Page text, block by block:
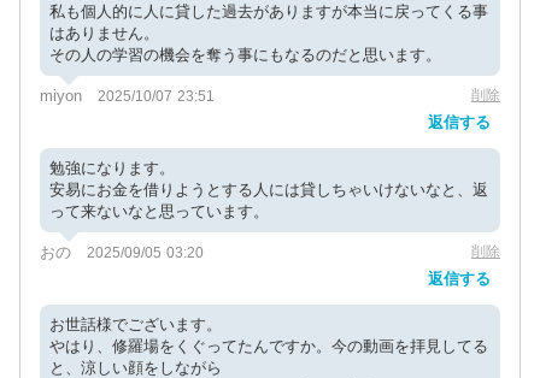
私も個人的に人に貸した過去がありますが本当に戻ってくる事
はありません。
その人の学習の機会を奪う事にもなるのだと思います。
miyon 2025/10/07 23:51 削除
返信する
勉強になります。
安易にお金を借りようとする人には貸しちゃいけないなと、返
って来ないなと思っています。
おの 2025/09/05 03:20 削除
返信する
お世話様でございます。
やはり、修羅場をくぐってたんですか。今の動画を拝見してる
と、涼しい顔をしながら